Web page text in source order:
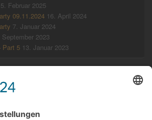
5. Februar 2025
09.11.2024 16. April 2024
7. Januar 2024
September 2023
Part 5 13. Januar 2023